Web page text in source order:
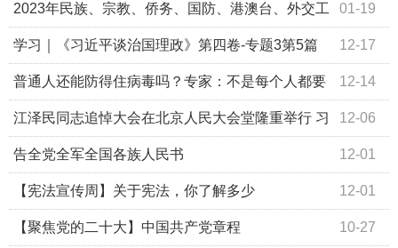
01-19
2023年民族、宗教、侨务、国防、港澳台、外交工
作这样干 12-17
学习｜《习近平谈治国理政》第四卷-专题3第5篇
12-14
普通人还能防得住病毒吗？专家：不是每个人都要
得一次新冠 12-06
江泽民同志追悼大会在北京人民大会堂隆重举行 习
近平致悼词 12-01
告全党全军全国各族人民书
12-01
【宪法宣传周】关于宪法，你了解多少
10-27
【聚焦党的二十大】中国共产党章程